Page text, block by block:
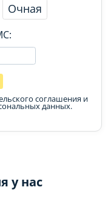
Очная
соглашения и
данных.
у нас